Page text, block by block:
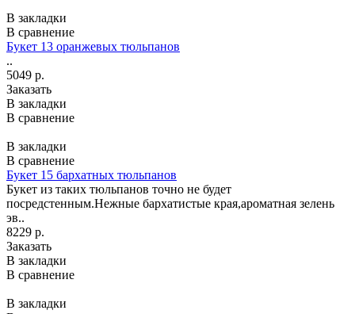
В закладки
В сравнение
Букет 13 оранжевых тюльпанов
..
5049 р.
Заказать
В закладки
В сравнение
В закладки
В сравнение
Букет 15 бархатных тюльпанов
Букет из таких тюльпанов точно не будет
посредстенным.Нежные бархатистые края,ароматная зелень
эв..
8229 р.
Заказать
В закладки
В сравнение
В закладки